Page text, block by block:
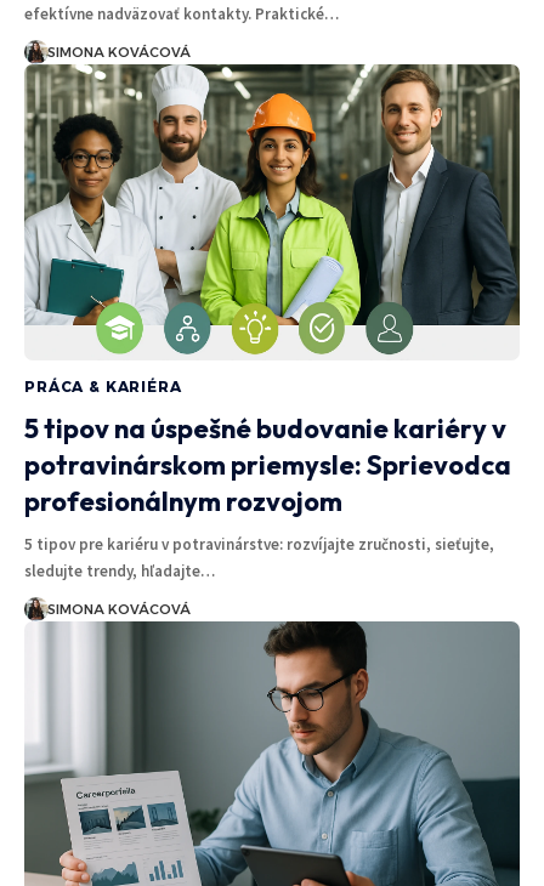
efektívne nadväzovať kontakty. Praktické…
SIMONA KOVÁCOVÁ
PRÁCA & KARIÉRA
5 tipov na úspešné budovanie kariéry v
potravinárskom priemysle: Sprievodca
profesionálnym rozvojom
5 tipov pre kariéru v potravinárstve: rozvíjajte zručnosti, sieťujte,
sledujte trendy, hľadajte…
SIMONA KOVÁCOVÁ